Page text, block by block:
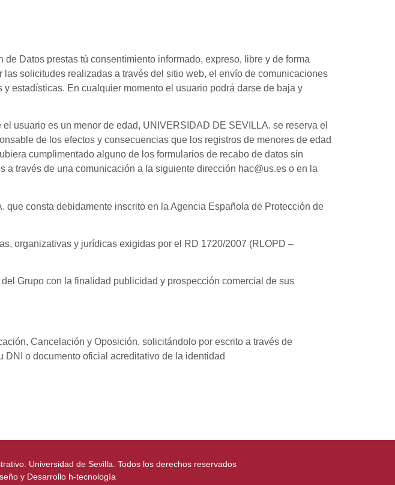
Datos prestas tú consentimiento informado, expreso, libre y de forma
solicitudes realizadas a través del sitio web, el envío de comunicaciones
estadísticas. En cualquier momento el usuario podrá darse de baja y
usuario es un menor de edad, UNIVERSIDAD DE SEVILLA. se reserva el
de los efectos y consecuencias que los registros de menores de edad
cumplimentado alguno de los formularios de recabo de datos sin
través de una comunicación a la siguiente dirección hac@us.es o en la
consta debidamente inscrito en la Agencia Española de Protección de
organizativas y jurídicas exigidas por el RD 1720/2007 (RLOPD –
Grupo con la finalidad publicidad y prospección comercial de sus
Cancelación y Oposición, solicitándolo por escrito a través de
o documento oficial acreditativo de la identidad
Universidad de Sevilla. Todos los derechos reservados
y Desarrollo h-tecnología